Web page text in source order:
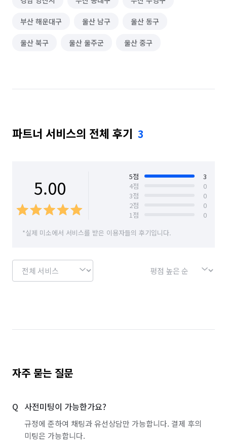
부산 해운대구 울산 남구 울산 동구
울산 북구 울산 울주군 울산 중구
파트너 서비스의 전체 후기 3
5.00 5점
3
4점
0
3점
0
2점
0
1점
0
*실제 미소에서 서비스를 받은 이용자들의 후기입니다.
자주 묻는 질문
사전미팅이 가능한가요?
규정에 준하여 채팅과 유선상담만 가능합니다. 결제 후의
미팅은 가능합니다.